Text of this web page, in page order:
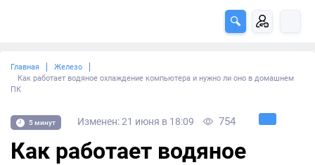
Главная
Железо
Как работает водяное охлаждение компьютера и нужно ли оно в домашнем
ПК
5 минут Изменен: 21 июня в 18:09 754
Как работает водяное